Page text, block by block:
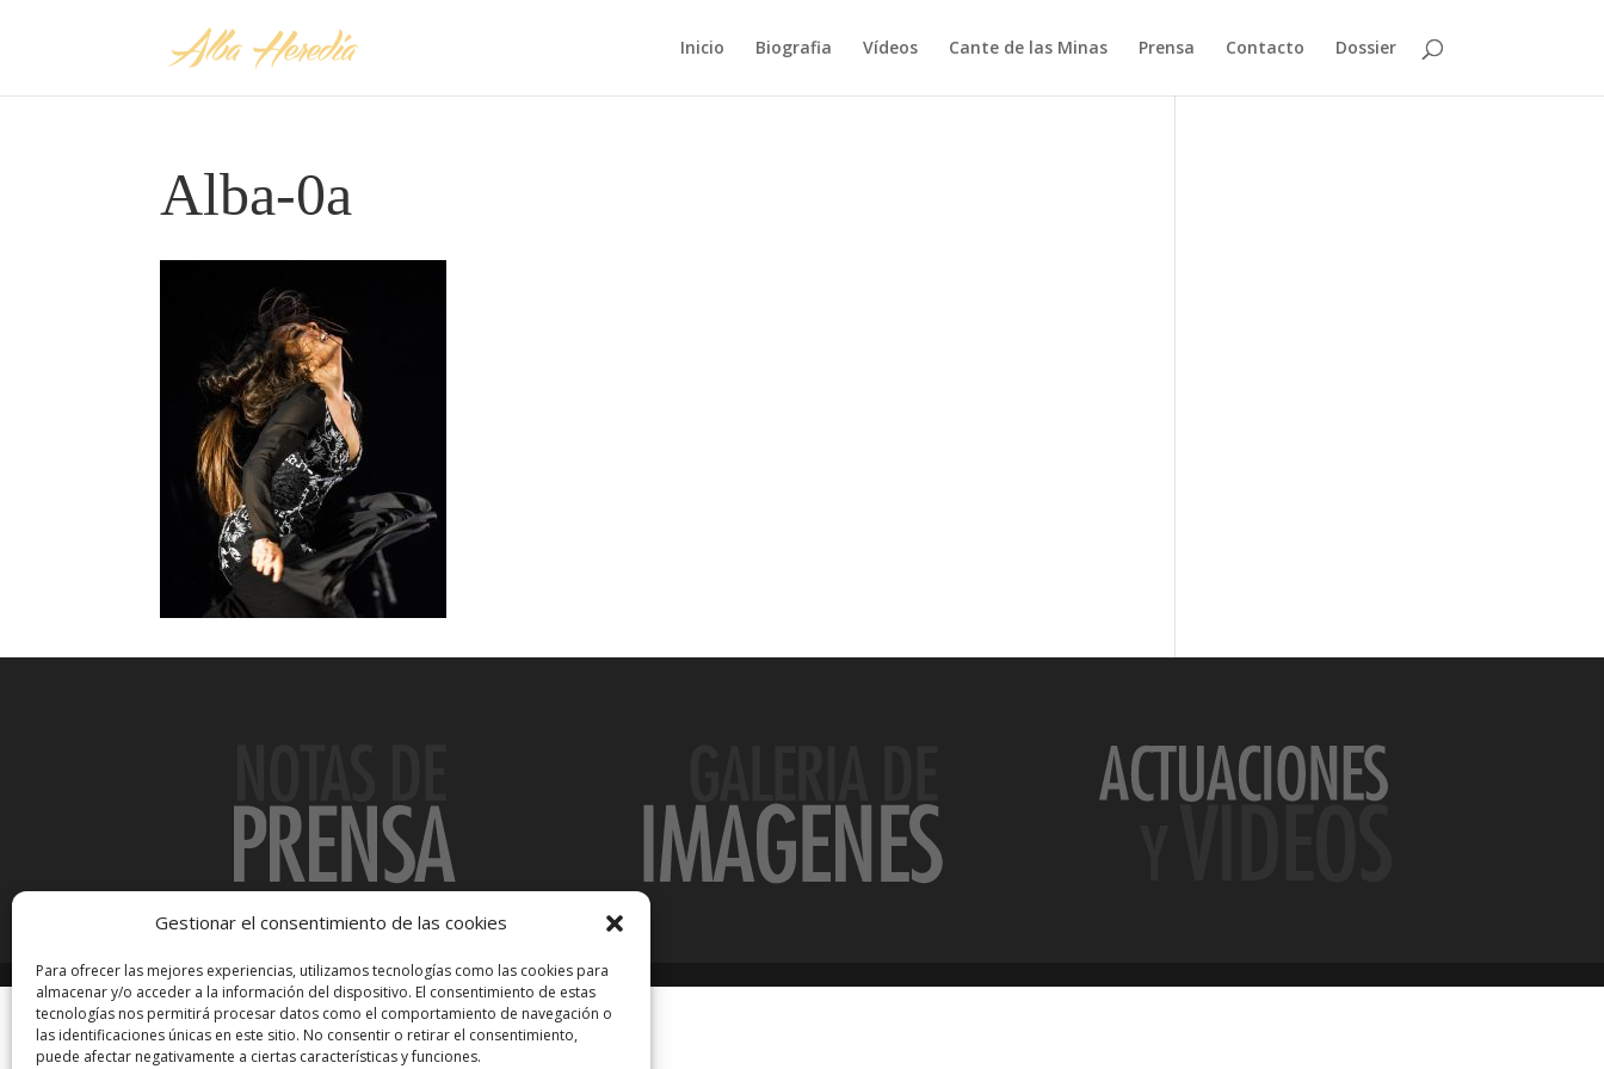
Gestionar el consentimiento de las cookies
Para ofrecer las mejores experiencias, utilizamos tecnologías como las cookies para
almacenar y/o acceder a la información del dispositivo. El consentimiento de estas
tecnologías nos permitirá procesar datos como el comportamiento de navegación o
las identificaciones únicas en este sitio. No consentir o retirar el consentimiento,
puede afectar negativamente a ciertas características y funciones.
Inicio Biografia Vídeos Cante de las Minas Prensa Contacto Dossier
Alba-0a